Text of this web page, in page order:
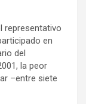
representativo
en
del
la peor
–entre siete